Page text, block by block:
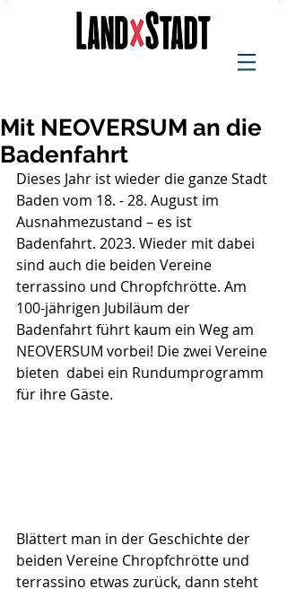
Mit NEOVERSUM an die
Badenfahrt
Dieses Jahr ist wieder die ganze Stadt
Baden vom 18. - 28. August im
Ausnahmezustand – es ist
Badenfahrt. 2023. Wieder mit dabei
sind auch die beiden Vereine
terrassino und Chropfchrötte. Am
100-jährigen Jubiläum der
Badenfahrt führt kaum ein Weg am
NEOVERSUM vorbei! Die zwei Vereine
bieten  dabei ein Rundumprogramm
für ihre Gäste.
Blättert man in der Geschichte der
beiden Vereine Chropfchrötte und
terrassino etwas zurück, dann steht